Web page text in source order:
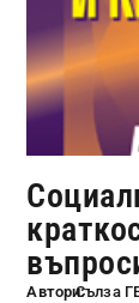
Автори:Сълза